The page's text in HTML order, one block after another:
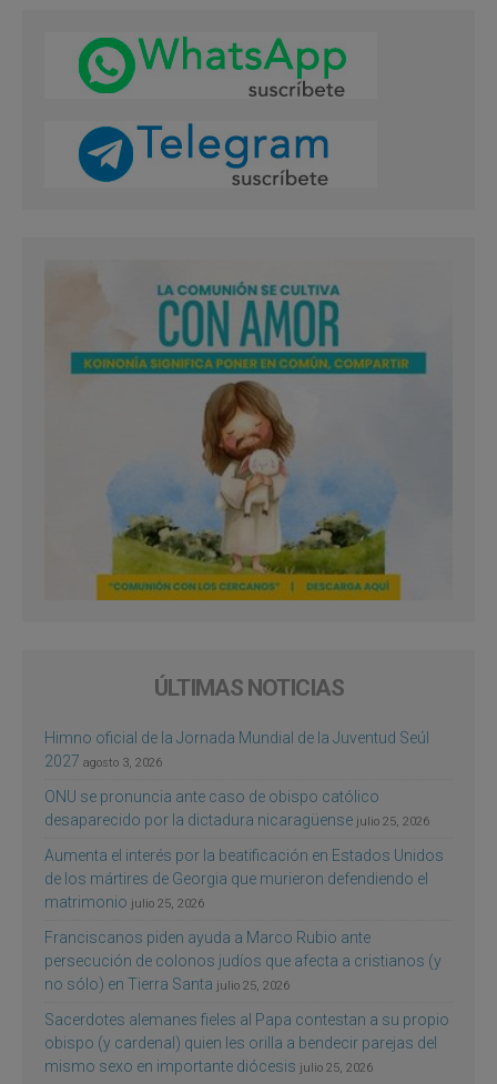
ÚLTIMAS NOTICIAS
Himno oficial de la Jornada Mundial de la Juventud Seúl
2027 agosto 3, 2026
ONU se pronuncia ante caso de obispo católico
desaparecido por la dictadura nicaragüense julio 25, 2026
Aumenta el interés por la beatificación en Estados Unidos
de los mártires de Georgia que murieron defendiendo el
matrimonio julio 25, 2026
Franciscanos piden ayuda a Marco Rubio ante
persecución de colonos judíos que afecta a cristianos (y
no sólo) en Tierra Santa julio 25, 2026
Sacerdotes alemanes fieles al Papa contestan a su propio
obispo (y cardenal) quien les orilla a bendecir parejas del
mismo sexo en importante diócesis julio 25, 2026